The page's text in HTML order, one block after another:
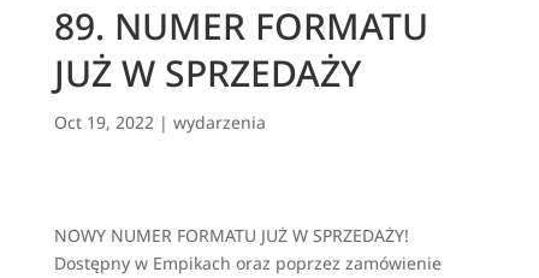
89. NUMER FORMATU
JUŻ W SPRZEDAŻY
Oct 19, 2022| wydarzenia
NOWY NUMER FORMATU JUŻ W SPRZEDAŻY!
Dostępny w Empikach oraz poprzez zamówienie